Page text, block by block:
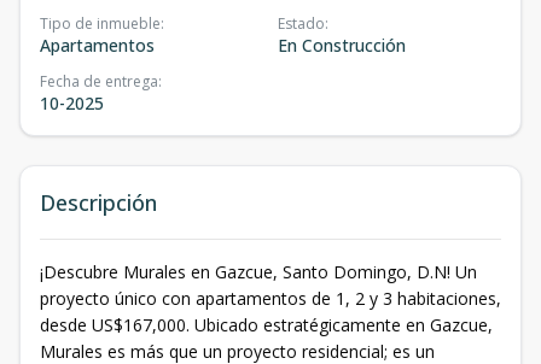
Tipo de inmueble:
Apartamentos
Estado:
En Construcción
Fecha de entrega:
10-2025
Descripción
¡Descubre Murales en Gazcue, Santo Domingo, D.N! Un
proyecto único con apartamentos de 1, 2 y 3 habitaciones,
desde US$167,000. Ubicado estratégicamente en Gazcue,
Murales es más que un proyecto residencial; es un